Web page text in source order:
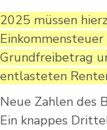
2025 müssen
Grundfreibetrag
entlasteten
Neue Zahlen des
Ein knappes